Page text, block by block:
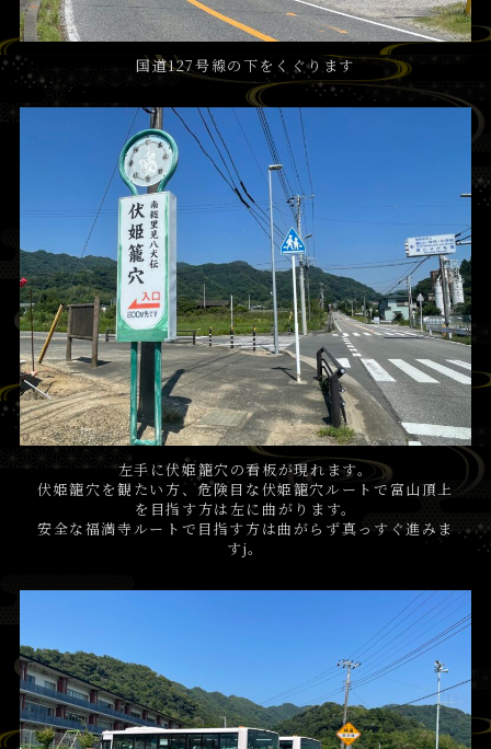
国道127号線の下をくぐります
左手に伏姫籠穴の看板が現れます。
伏姫籠穴を観たい方、危険目な伏姫籠穴ルートで富山頂上
を目指す方は左に曲がります。
安全な福満寺ルートで目指す方は曲がらず真っすぐ進みま
すj。